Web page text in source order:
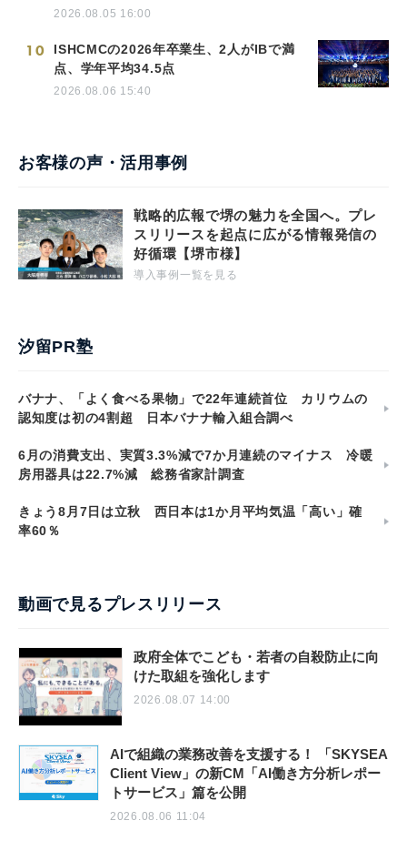
2026.08.05 16:00
10
ISHCMCの2026年卒業生、2人がIBで満
点、学年平均34.5点
2026.08.06 15:40
お客様の声・活用事例
戦略的広報で堺の魅力を全国へ。プレ
スリリースを起点に広がる情報発信の
好循環【堺市様】
導入事例一覧を見る
汐留PR塾
バナナ、「よく食べる果物」で22年連続首位 カリウムの
認知度は初の4割超 日本バナナ輸入組合調べ
6月の消費支出、実質3.3%減で7か月連続のマイナス 冷暖
房用器具は22.7%減 総務省家計調査
きょう8月7日は立秋 西日本は1か月平均気温「高い」確
率60％
動画で見るプレスリリース
政府全体でこども・若者の自殺防止に向
けた取組を強化します
2026.08.07 14:00
AIで組織の業務改善を支援する！ 「SKYSEA
Client View」の新CM「AI働き方分析レポー
トサービス」篇を公開
2026.08.06 11:04